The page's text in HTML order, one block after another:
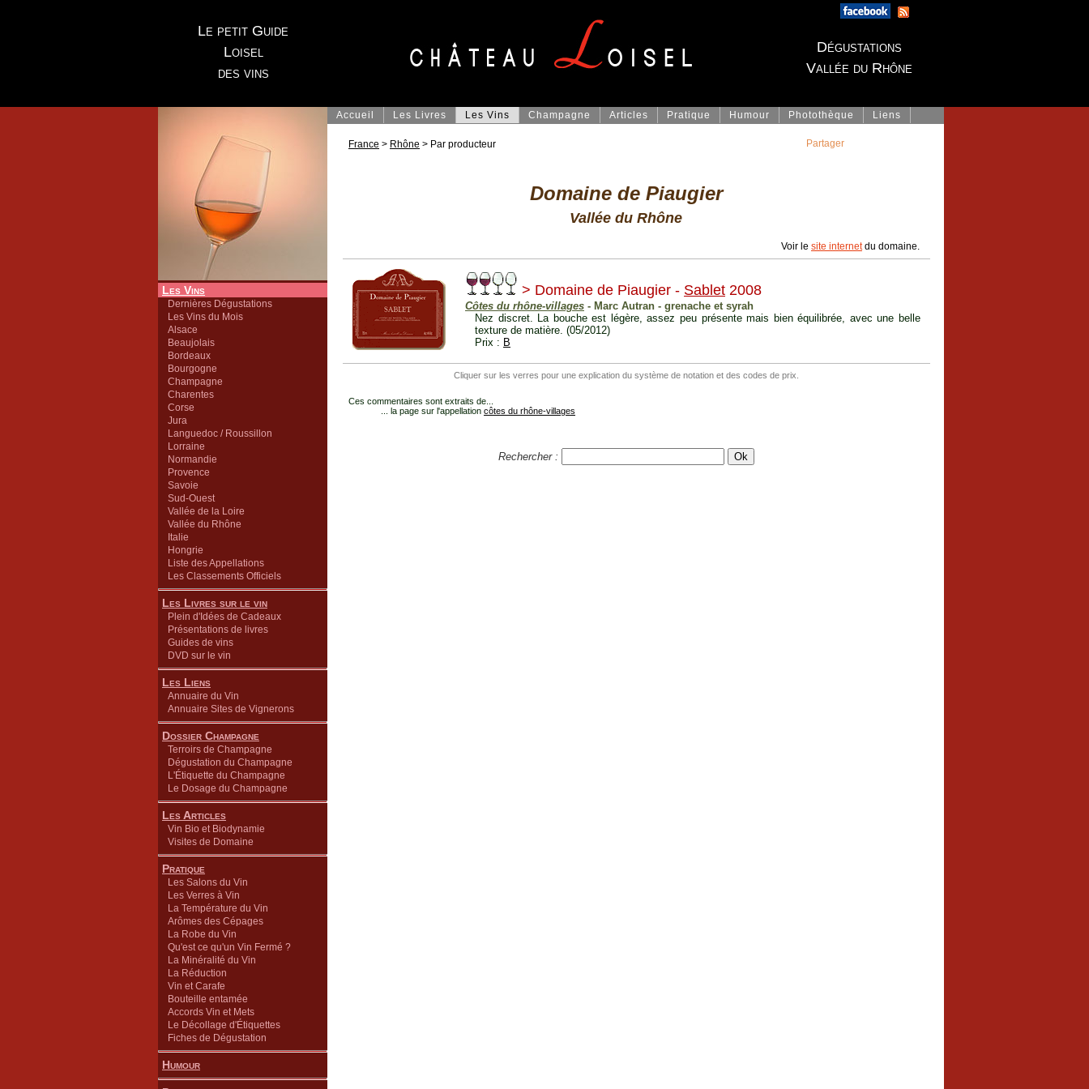
Le petit Guide
Loisel
des vins
Dégustations
Vallée du Rhône
Les Vins
Dernières Dégustations
Les Vins du Mois
Alsace
Beaujolais
Bordeaux
Bourgogne
Champagne
Charentes
Corse
Jura
Languedoc / Roussillon
Lorraine
Normandie
Provence
Savoie
Sud-Ouest
Vallée de la Loire
Vallée du Rhône
Italie
Hongrie
Liste des Appellations
Les Classements Officiels
Les Livres sur le vin
Plein d'Idées de Cadeaux
Présentations de livres
Guides de vins
DVD sur le vin
Les Liens
Annuaire du Vin
Annuaire Sites de Vignerons
Dossier Champagne
Terroirs de Champagne
Dégustation du Champagne
L'Étiquette du Champagne
Le Dosage du Champagne
Les Articles
Vin Bio et Biodynamie
Visites de Domaine
Pratique
Les Salons du Vin
Les Verres à Vin
La Température du Vin
Arômes des Cépages
La Robe du Vin
Qu'est ce qu'un Vin Fermé ?
La Minéralité du Vin
La Réduction
Vin et Carafe
Bouteille entamée
Accords Vin et Mets
Le Décollage d'Étiquettes
Fiches de Dégustation
Humour
Accueil Les Livres Les Vins Champagne Articles Pratique Humour Photothèque Liens
France > Rhône > Par producteur
Domaine de Piaugier
Vallée du Rhône
Voir le site internetdu domaine.
> Domaine de Piaugier - Sablet 2008
Côtes du rhône-villages - Marc Autran - grenache et syrah
Nez discret. La bouche est légère, assez peu présente mais bien équilibrée, avec une belle
texture de matière. (05/2012)
Prix : B
Cliquer sur les verres pour une explication du système de notation et des codes de prix.
Ces commentaires sont extraits de...
... la page sur l'appellation côtes du rhône-villages
Rechercher :
Partager